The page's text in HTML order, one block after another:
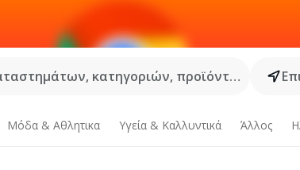
κατηγοριών, προϊόντων...
Μόδα & Aθλητικα Υγεία & Καλλυντικά Άλλος